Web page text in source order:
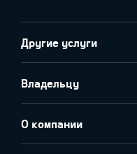
Другие услуги
Владельцу
О компании